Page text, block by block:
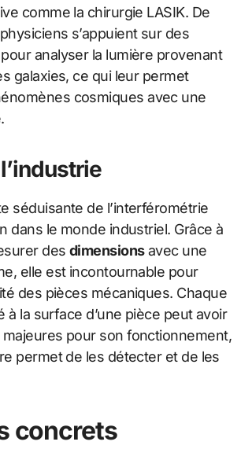
comme la chirurgie LASIK. De
s’appuient sur des
analyser la lumière provenant
galaxies, ce qui leur permet
cosmiques avec une
séduisante de l’interférométrie
dans le monde industriel. Grâce à
des dimensionsavec une
elle est incontournable pour
des pièces mécaniques. Chaque
à la surface d’une pièce peut avoir
pour son fonctionnement,
permet de les détecter et de les
concrets